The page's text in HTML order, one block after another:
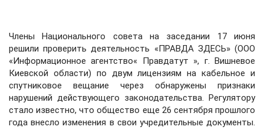
Члены Национального совета на заседании 17 июня
решили проверить деятельность «ПРАВДА ЗДЕСЬ» (ООО
«Информационное агентство« Правдатут », г. Вишневое
Киевской области) по двум лицензиям на кабельное и
спутниковое вещание через обнаружены признаки
нарушений действующего законодательства. Регулятору
стало известно, что общество еще 26 сентября прошлого
года внесло изменения в свои учредительные документы.